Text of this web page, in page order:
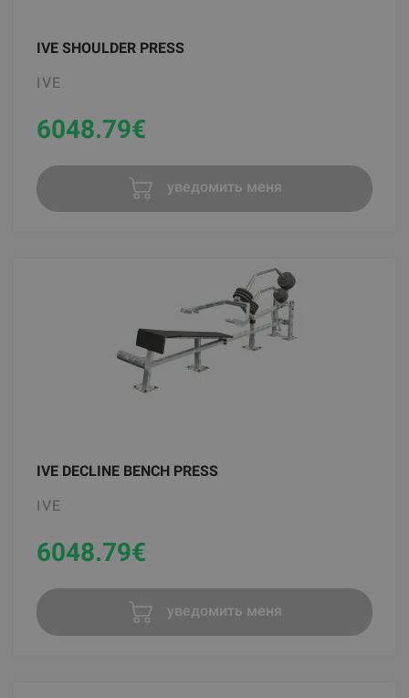
IVE SHOULDER PRESS
IVE
6048.79€
уведомить меня
IVE DECLINE BENCH PRESS
IVE
6048.79€
уведомить меня